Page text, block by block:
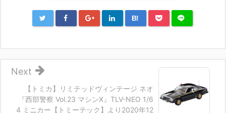
B!
【トミカ】リミテッドヴィンテージ ネオ
『西部警察 Vol.23 マシンX』TLV-NEO 1/6
4 ミニカー【トミーテック】より2020年12
Next